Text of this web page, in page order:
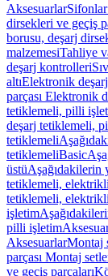
AksesuarlarSifonlar
dirsekleri ve geçiş
borusu, deşarj
malzemesiTahliye
deşarj kontrolleri
altıElektronik
parçası Elektronik
tetiklemeli, pilli
deşarj tetiklemeli,
tetiklemeli
tetiklemeliBasic
üstüAşağıdakilerin
tetiklemeli, elektrikli
tetiklemeli, elektrikli
işletim
pilli işletim
AksesuarlarMontaj
parçası Montaj
ve geçiş parçaları